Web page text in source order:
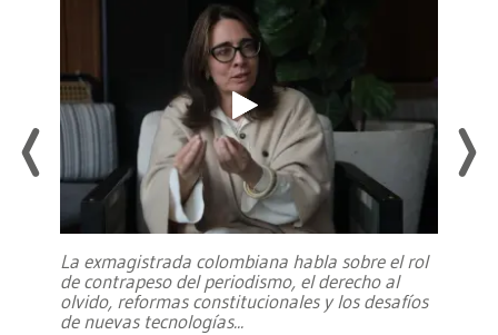
La exmagistrada colombiana habla sobre el rol
de contrapeso del periodismo, el derecho al
olvido, reformas constitucionales y los desafíos
de nuevas tecnologías...